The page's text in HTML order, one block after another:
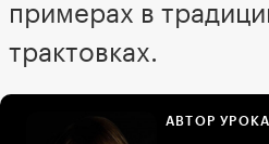
примерах в
трактовках.
АВТОР УРОКА